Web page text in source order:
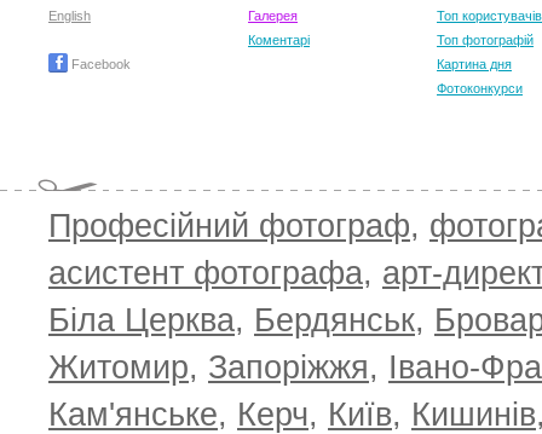
TOP 100 for May 2026 0 +6.59 ТОП 100
+4.30
English
Facebook
Галерея
Коментарі
Топ користувачів
Топ фотографій
Картина дня
Фотоконкурси
Професійний фотограф,
асистент фотографа, арт-
Біла Церква, Бердянськ,
Житомир, Запоріжжя, Івано-
Кам'янське, Керч, Київ, Кишинів